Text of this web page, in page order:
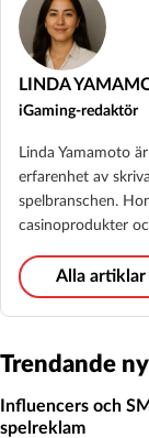
LINDA
iGaming-redaktör
Linda Yamamoto
erfarenhet av
spelbranschen.
casinoprodukter
Alla artiklar
Trendande
Influencers och
spelreklam